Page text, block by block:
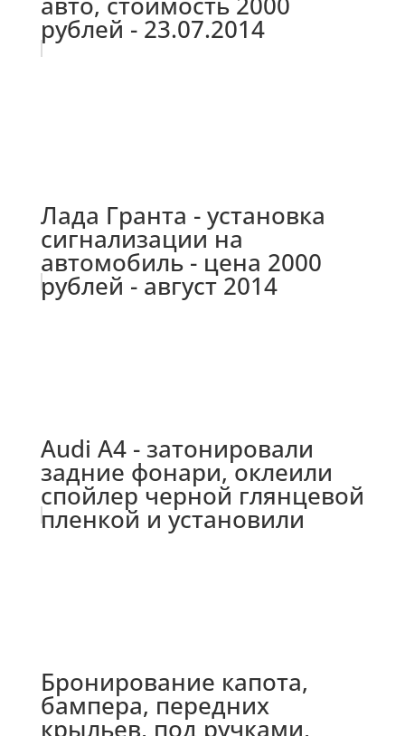
рублей - 23.07.2014
Лада Гранта - установка
сигнализации на
автомобиль - цена 2000
рублей - август 2014
Audi A4 - затонировали
задние фонари, оклеили
спойлер черной глянцевой
пленкой и установили
Бронирование капота,
бампера, передних
крыльев, под ручками,